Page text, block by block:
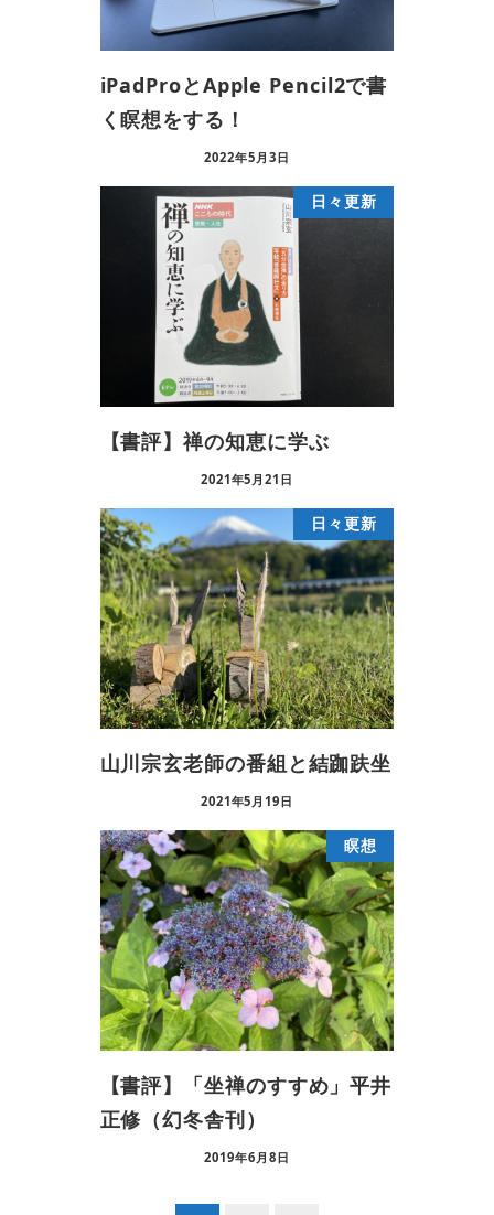
iPadProとApple Pencil2で書
く瞑想をする！
2022年5月3日
日々更新
【書評】禅の知恵に学ぶ
2021年5月21日
日々更新
山川宗玄老師の番組と結跏趺坐
2021年5月19日
瞑想
【書評】「坐禅のすすめ」平井
正修（幻冬舎刊）
2019年6月8日